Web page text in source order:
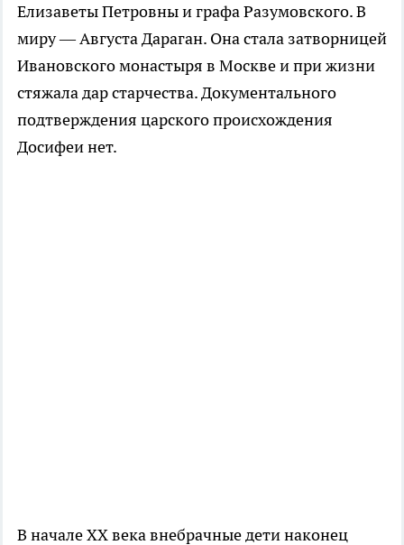
Елизаветы Петровны и графа Разумовского. В
миру — Августа Дараган. Она стала затворницей
Ивановского монастыря в Москве и при жизни
стяжала дар старчества. Документального
подтверждения царского происхождения
Досифеи нет.
В начале XX века внебрачные дети наконец